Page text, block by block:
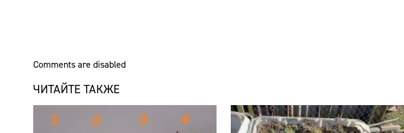
Comments are disabled
ЧИТАЙТЕ ТАКЖЕ